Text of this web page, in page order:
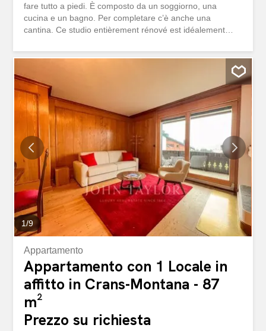
fare tutto a piedi. È composto da un soggiorno, una
cucina e un bagno. Per completare c’è anche una
cantina. Ce studio entièrement rénové est idéalement
pouvez tous faire à pied. Il se compose d'une pièce de
compléter il y a également une cave.
1/9
Appartamento
Appartamento con 1 Locale in
affitto in Crans-Montana - 87
m²
Prezzo su richiesta